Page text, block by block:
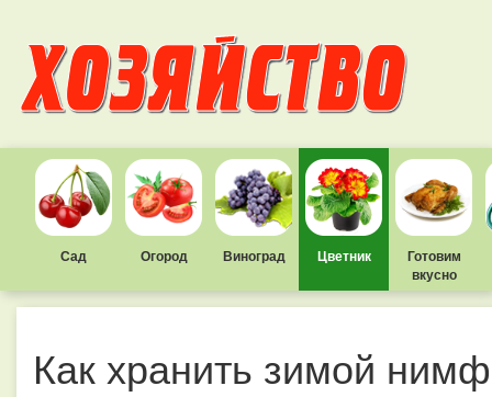
Сад Огород Виноград Цветник
Готовим
вкусно
Как хранить зимой